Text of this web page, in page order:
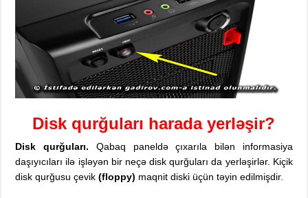
Disk qurğuları harada yerləşir?
Disk qurğuları. Qabaq paneldə çıxarıla bilən informasiya
daşıyıcıları ilə işləyən bir neçə disk qurğuları da yerləşirlər. Kiçik
disk qurğusu çevik(floppy) maqnit diski üçün təyin edilmişdir.